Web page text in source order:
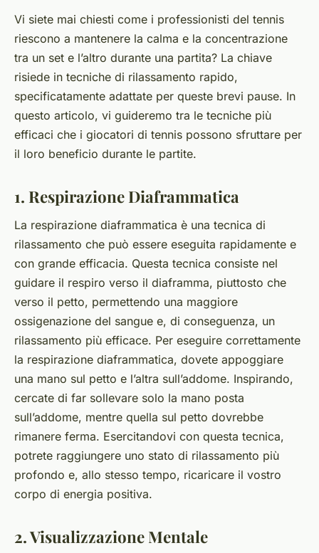
Vi siete mai chiesti come i professionisti del tennis
riescono a mantenere la calma e la concentrazione
tra un set e l’altro durante una partita? La chiave
risiede in tecniche di rilassamento rapido,
specificatamente adattate per queste brevi pause. In
questo articolo, vi guideremo tra le tecniche più
efficaci che i giocatori di tennis possono sfruttare per
il loro beneficio durante le partite.
1. Respirazione Diaframmatica
La respirazione diaframmatica è una tecnica di
rilassamento che può essere eseguita rapidamente e
con grande efficacia. Questa tecnica consiste nel
guidare il respiro verso il diaframma, piuttosto che
verso il petto, permettendo una maggiore
ossigenazione del sangue e, di conseguenza, un
rilassamento più efficace. Per eseguire correttamente
la respirazione diaframmatica, dovete appoggiare
una mano sul petto e l’altra sull’addome. Inspirando,
cercate di far sollevare solo la mano posta
sull’addome, mentre quella sul petto dovrebbe
rimanere ferma. Esercitandovi con questa tecnica,
potrete raggiungere uno stato di rilassamento più
profondo e, allo stesso tempo, ricaricare il vostro
corpo di energia positiva.
2. Visualizzazione Mentale